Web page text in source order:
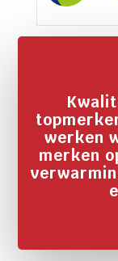
werken
merken